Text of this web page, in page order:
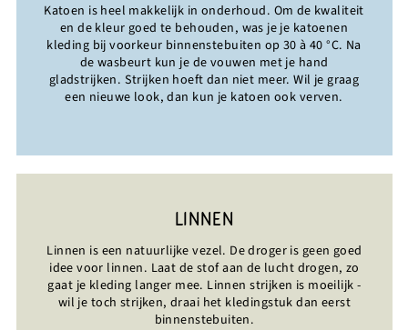
Katoen is heel makkelijk in onderhoud. Om de kwaliteit
en de kleur goed te behouden, was je je katoenen
kleding bij voorkeur binnenstebuiten op 30 à 40 °C. Na
de wasbeurt kun je de vouwen met je hand
gladstrijken. Strijken hoeft dan niet meer. Wil je graag
een nieuwe look, dan kun je katoen ook verven.
LINNEN
Linnen is een natuurlijke vezel. De droger is geen goed
idee voor linnen. Laat de stof aan de lucht drogen, zo
gaat je kleding langer mee. Linnen strijken is moeilijk -
wil je toch strijken, draai het kledingstuk dan eerst
binnenstebuiten.